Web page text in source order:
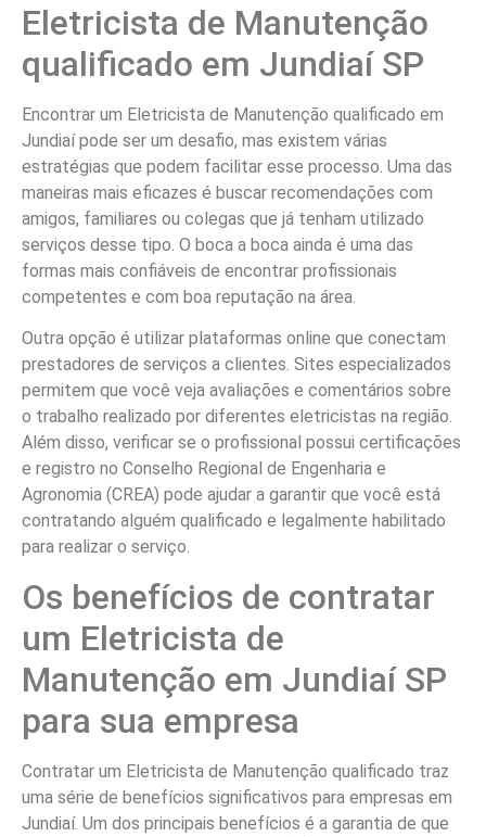
Eletricista de Manutenção
qualificado em Jundiaí SP
Encontrar um Eletricista de Manutenção qualificado em
Jundiaí pode ser um desafio, mas existem várias
estratégias que podem facilitar esse processo. Uma das
maneiras mais eficazes é buscar recomendações com
amigos, familiares ou colegas que já tenham utilizado
serviços desse tipo. O boca a boca ainda é uma das
formas mais confiáveis de encontrar profissionais
competentes e com boa reputação na área.
Outra opção é utilizar plataformas online que conectam
prestadores de serviços a clientes. Sites especializados
permitem que você veja avaliações e comentários sobre
o trabalho realizado por diferentes eletricistas na região.
Além disso, verificar se o profissional possui certificações
e registro no Conselho Regional de Engenharia e
Agronomia (CREA) pode ajudar a garantir que você está
contratando alguém qualificado e legalmente habilitado
para realizar o serviço.
Os benefícios de contratar
um Eletricista de
Manutenção em Jundiaí SP
para sua empresa
Contratar um Eletricista de Manutenção qualificado traz
uma série de benefícios significativos para empresas em
Jundiaí. Um dos principais benefícios é a garantia de que